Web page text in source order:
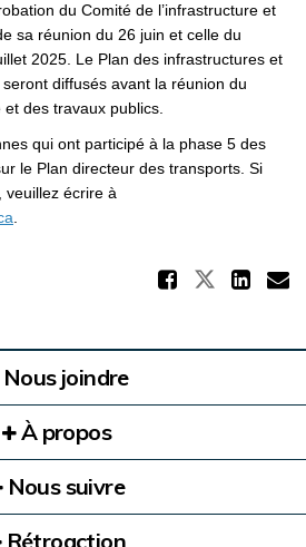
du Comité de l’infrastructure et
sa réunion du 26 juin et celle du
2025. Le Plan des infrastructures et
diffusés avant la réunion du
des travaux publics.
qui ont participé à la phase 5 des
le Plan directeur des transports. Si
veuillez écrire à
joindre
À propos
Nous suivre
Rétroaction